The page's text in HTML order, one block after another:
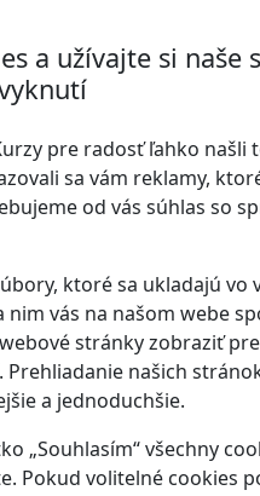
a užívajte si naše
pre radosť ľahko našli
sa vám reklamy,
od vás súhlas so
ktoré sa ukladajú vo
nim vás na našom webe
stránky zobraziť
Prehliadanie našich
a jednoduchšie.
„Souhlasím“ všechny
Pokud volitelné cookies